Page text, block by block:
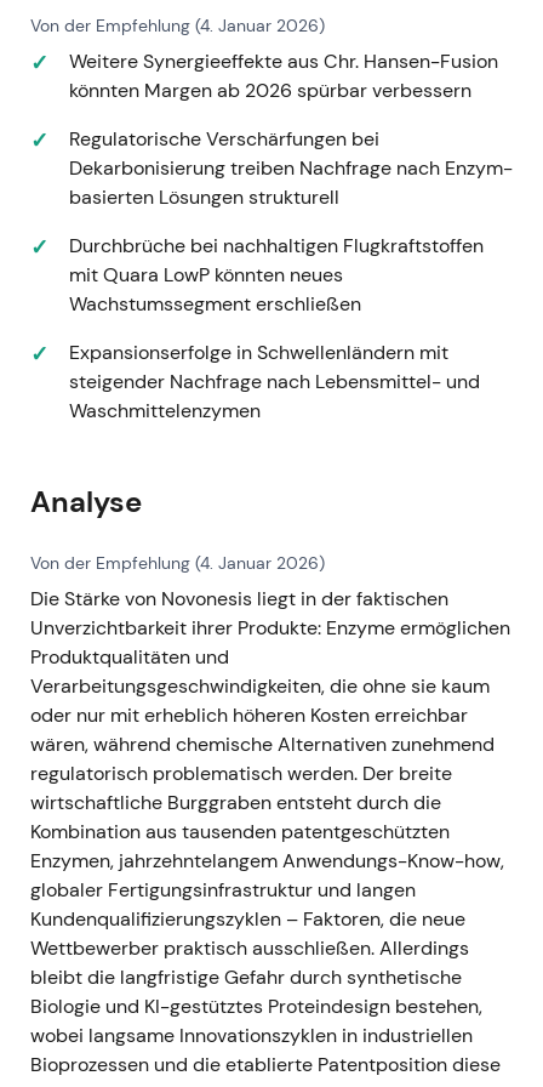
Von der Empfehlung (4. Januar 2026)
Weitere Synergieeffekte aus Chr. Hansen-Fusion
könnten Margen ab 2026 spürbar verbessern
Regulatorische Verschärfungen bei
Dekarbonisierung treiben Nachfrage nach Enzym-
basierten Lösungen strukturell
Durchbrüche bei nachhaltigen Flugkraftstoffen
mit Quara LowP könnten neues
Wachstumssegment erschließen
Expansionserfolge in Schwellenländern mit
steigender Nachfrage nach Lebensmittel- und
Waschmittelenzymen
Analyse
Von der Empfehlung (4. Januar 2026)
Die Stärke von Novonesis liegt in der faktischen
Unverzichtbarkeit ihrer Produkte: Enzyme ermöglichen
Produktqualitäten und
Verarbeitungsgeschwindigkeiten, die ohne sie kaum
oder nur mit erheblich höheren Kosten erreichbar
wären, während chemische Alternativen zunehmend
regulatorisch problematisch werden. Der breite
wirtschaftliche Burggraben entsteht durch die
Kombination aus tausenden patentgeschützten
Enzymen, jahrzehntelangem Anwendungs-Know-how,
globaler Fertigungsinfrastruktur und langen
Kundenqualifizierungszyklen – Faktoren, die neue
Wettbewerber praktisch ausschließen. Allerdings
bleibt die langfristige Gefahr durch synthetische
Biologie und KI-gestütztes Proteindesign bestehen,
wobei langsame Innovationszyklen in industriellen
Bioprozessen und die etablierte Patentposition diese